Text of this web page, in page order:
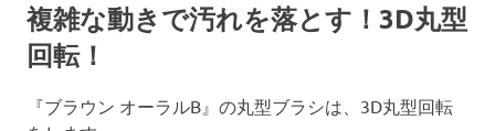
複雑な動きで汚れを落とす！3D丸型
回転！
『ブラウン オーラルB』の丸型ブラシは、3D丸型回転